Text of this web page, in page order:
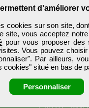
d'améliorer
cookies sur son site,
site, vous acceptez
pour vous proposer
Vous pouvez
Par ailleurs,
cookies" situé en bas de
Personnaliser